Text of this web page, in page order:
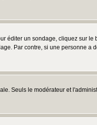
éditer un sondage, cliquez sur
Par contre, si une personne a
Seuls le modérateur et